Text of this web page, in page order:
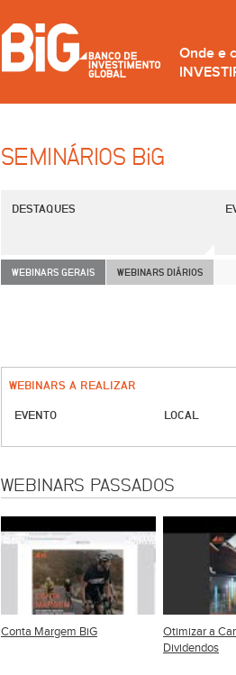
Onde e
SEMINÁRIOS BiG
DESTAQUES
WEBINARS GERAIS WEBINARS DIÁRIOS
WEBINARS A REALIZAR
EVENTO LOCAL
WEBINARS PASSADOS
Conta Margem BiG
Otimizar a
Dividendos